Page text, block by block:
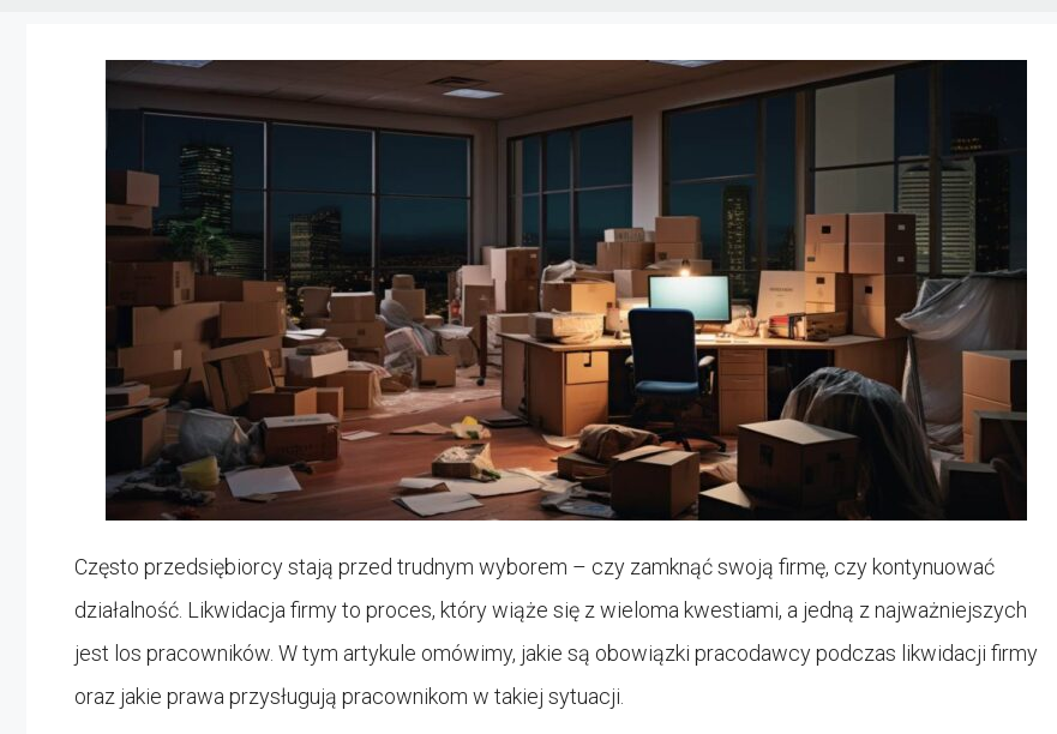
Często przedsiębiorcy stają przed trudnym wyborem – czy zamknąć swoją firmę, czy kontynuować
działalność. Likwidacja firmy to proces, który wiąże się z wieloma kwestiami, a jedną z najważniejszych
jest los pracowników. W tym artykule omówimy, jakie są obowiązki pracodawcy podczas likwidacji firmy
oraz jakie prawa przysługują pracownikom w takiej sytuacji.